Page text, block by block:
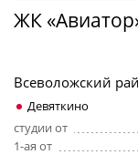
ЖК
Всеволожский
Девяткино
студии от
1-ая от